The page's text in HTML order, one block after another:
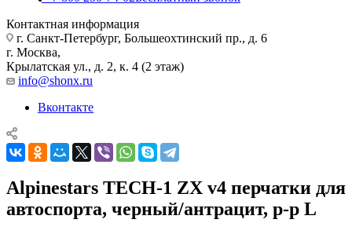
Контактная информация
г. Санкт-Петербург, Большеохтинский пр., д. 6
г. Москва,
Крылатская ул., д. 2, к. 4 (2 этаж)
info@shonx.ru
Вконтакте
Alpinestars TECH-1 ZX v4 перчатки для
автоспорта, черный/антрацит, р-р L